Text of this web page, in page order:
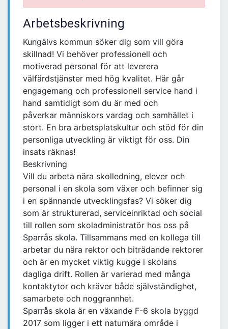
Arbetsbeskrivning
Kungälvs kommun söker dig som vill göra
skillnad! Vi behöver professionell och
motiverad personal för att leverera
välfärdstjänster med hög kvalitet. Här går
engagemang och professionell service hand i
hand samtidigt som du är med och
påverkar människors vardag och samhället i
stort. En bra arbetsplatskultur och stöd för din
personliga utveckling är viktigt för oss. Din
insats räknas!
Beskrivning
Vill du arbeta nära skolledning, elever och
personal i en skola som växer och befinner sig
i en spännande utvecklingsfas? Vi söker dig
som är strukturerad, serviceinriktad och social
till rollen som skoladministratör hos oss på
Sparrås skola. Tillsammans med en kollega till
arbetar du nära rektor och biträdande rektorer
och är en mycket viktig kugge i skolans
dagliga drift. Rollen är varierad med många
kontaktytor och kräver både självständighet,
samarbete och noggrannhet.
Sparrås skola är en växande F-6 skola byggd
2017 som ligger i ett naturnära område i